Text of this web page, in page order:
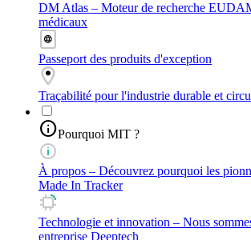
DM Atlas – Moteur de recherche
médicaux
Passeport des produits d'exception
Traçabilité pour l'industrie durable et
infoPourquoi MIT ?
À propos – Découvrez pourquoi les
Made In Tracker
Technologie et innovation – Nous
entreprise Deeptech